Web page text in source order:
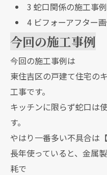
3 蛇口関係の施工事
4ビフォーアフター
今回の施工事例
今回の施工事例は
東住吉区の戸建て住宅の
工事です。
キッチンに限らず蛇口は
す。
やはり一番多い不具合は
長年使っていると、金属
耗で